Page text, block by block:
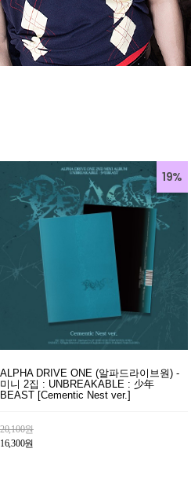
19%
ALPHA DRIVE ONE (알파드라이브원) -
미니 2집 : UNBREAKABLE : 少年
BEAST [Cementic Nest ver.]
20,100원
16,300원